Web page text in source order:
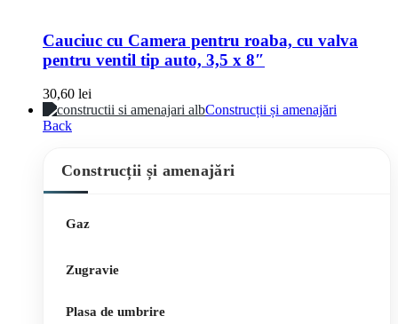
Cauciuc cu Camera pentru roaba, cu valva
pentru ventil tip auto, 3,5 x 8″
30,60 lei
Construcții și amenajări
Back
Construcții și amenajări
Gaz
Zugravie
Plasa de umbrire